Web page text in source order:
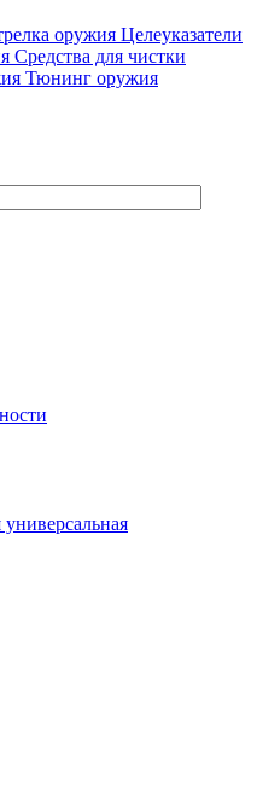
оружия Целеуказатели
Средства для чистки
Тюнинг оружия